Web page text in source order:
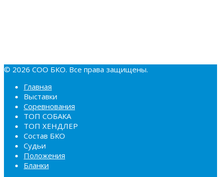
© 2026 СОО БКО. Все права защищены.
Главная
Выставки
Соревнования
ТОП СОБАКА
ТОП ХЕНДЛЕР
Состав БКО
Судьи
Положения
Бланки